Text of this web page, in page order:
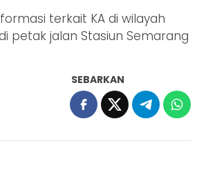
terkait KA di wilayah
petak jalan Stasiun Semarang
SEBARKAN